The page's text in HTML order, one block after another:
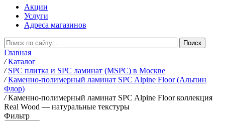
Акции
Услуги
Адреса магазинов
Главная
/ Каталог
/ SPC плитка и SPC ламинат (MSPC) в Москве
/ Каменно-полимерный ламинат SPC Alpine Floor (Альпин
Флор)
/ Каменно-полимерный ламинат SPC Alpine Floor коллекция
Real Wood — натуральные текстуры
Фильтр